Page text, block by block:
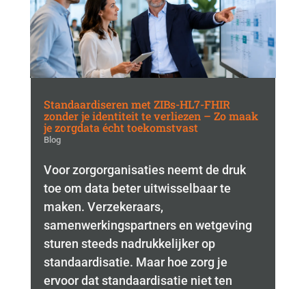
Standaardiseren met ZIBs-HL7-FHIR
zonder je identiteit te verliezen – Zo maak
je zorgdata écht toekomstvast
Blog
Voor zorgorganisaties neemt de druk
toe om data beter uitwisselbaar te
maken. Verzekeraars,
samenwerkingspartners en wetgeving
sturen steeds nadrukkelijker op
standaardisatie. Maar hoe zorg je
ervoor dat standaardisatie niet ten